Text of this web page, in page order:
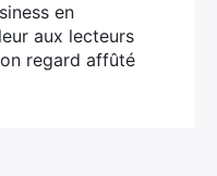
en
aux lecteurs
regard affûté